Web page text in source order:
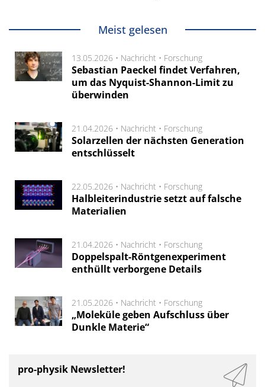
Meist gelesen
13.05.2026 • Nachricht • Forschung
Sebastian Paeckel findet Verfahren,
um das Nyquist-Shannon-Limit zu
überwinden
21.04.2026 • Nachricht • Forschung
Solarzellen der nächsten Generation
entschlüsselt
22.05.2026 • Nachricht • Forschung
Halbleiterindustrie setzt auf falsche
Materialien
21.04.2026 • Nachricht • Forschung
Doppelspalt-Röntgenexperiment
enthüllt verborgene Details
21.05.2026 • Nachricht • Forschung
„Moleküle geben Aufschluss über
Dunkle Materie“
pro-physik Newsletter!